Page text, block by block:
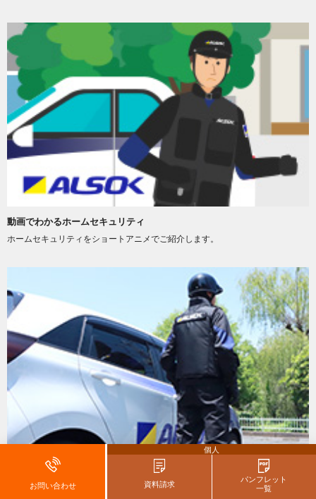
動画でわかるホームセキュリティ
ホームセキュリティをショートアニメでご紹介します。
はじめてのホームセキュリティ
はじめてのホームセキュリティ選びでもご安心ください。
お問い合わせ
個人
資料請求
パンフレット
一覧